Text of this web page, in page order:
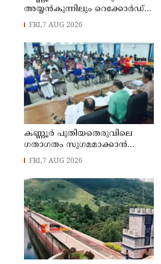
അയ്യൻകുന്നിലും റെക്കോർഡ്
മഴ ; ഉദയഗിരിയിൽ നേരിയ
ക്യാമ്പിലേക്ക് മാറ്റി
FRI,7 AUG 2026
കണ്ണൂർ പുതിയതെരുവിലെ
ഗതാഗതം സുഗമമാക്കാന്‍
നടപടികള്‍ സ്വീകരിക്കും
FRI,7 AUG 2026